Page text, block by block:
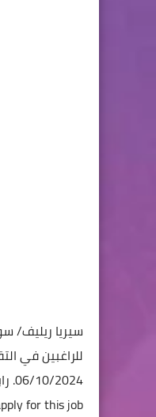
سيريا ريليف/
للراغبين في
06/10/2024. رابط التقديم:
for this job